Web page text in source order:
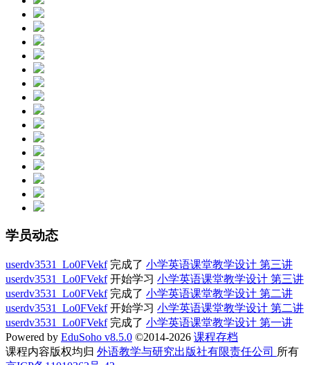
学员动态
userdv3531_Lo0FVekf完成了 小学英语课堂教学设计 第三讲
userdv3531_Lo0FVekf开始学习 小学英语课堂教学设计 第三讲
userdv3531_Lo0FVekf完成了 小学英语课堂教学设计 第二讲
userdv3531_Lo0FVekf开始学习 小学英语课堂教学设计 第二讲
userdv3531_Lo0FVekf完成了 小学英语课堂教学设计 第一讲
Powered by EduSoho v8.5.0 ©2014-2026 课程存档
课程内容版权均归 外语教学与研究出版社有限责任公司 所有